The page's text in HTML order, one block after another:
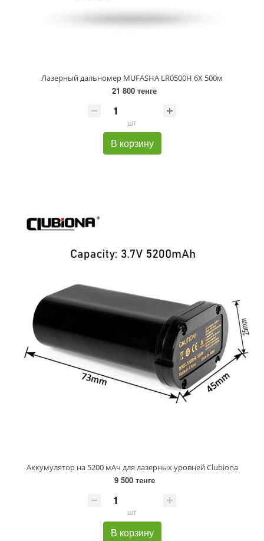
Лазерный дальномер MUFASHA LR0500H 6X 500м
21 800 тенге
шт
В корзину
Аккумулятор на 5200 мАч для лазерных уровней Clubiona
9 500 тенге
шт
В корзину